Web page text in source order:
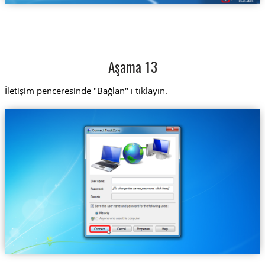
Aşama 13
İletişim penceresinde "Bağlan" ı tıklayın.